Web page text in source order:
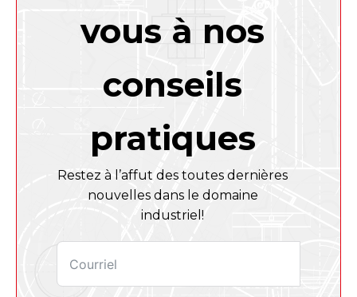
vous à nos
conseils
pratiques
Restez à l’affut des toutes dernières
nouvelles dans le domaine
industriel!